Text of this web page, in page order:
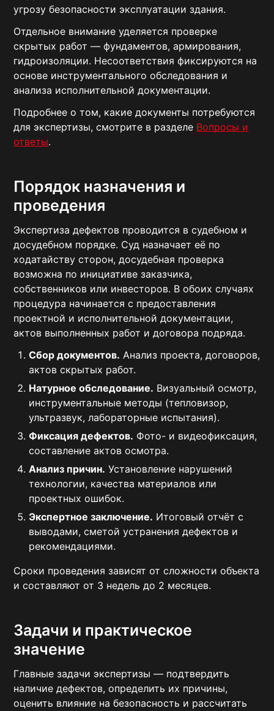
угрозу безопасности эксплуатации здания.
Отдельное внимание уделяется проверке
скрытых работ — фундаментов, армирования,
гидроизоляции. Несоответствия фиксируются на
основе инструментального обследования и
анализа исполнительной документации.
Подробнее о том, какие документы потребуются
для экспертизы, смотрите в разделе Вопросы и
ответы.
Порядок назначения и
проведения
Экспертиза дефектов проводится в судебном и
досудебном порядке. Суд назначает её по
ходатайству сторон, досудебная проверка
возможна по инициативе заказчика,
собственников или инвесторов. В обоих случаях
процедура начинается с предоставления
проектной и исполнительной документации,
актов выполненных работ и договора подряда.
Сбор документов. Анализ проекта, договоров,
актов скрытых работ.
Натурное обследование. Визуальный осмотр,
инструментальные методы (тепловизор,
ультразвук, лабораторные испытания).
Фиксация дефектов. Фото- и видеофиксация,
составление актов осмотра.
Анализ причин. Установление нарушений
технологии, качества материалов или
проектных ошибок.
Экспертное заключение. Итоговый отчёт с
выводами, сметой устранения дефектов и
рекомендациями.
Сроки проведения зависят от сложности объекта
и составляют от 3 недель до 2 месяцев.
Задачи и практическое
значение
Главные задачи экспертизы — подтвердить
наличие дефектов, определить их причины,
оценить влияние на безопасность и рассчитать